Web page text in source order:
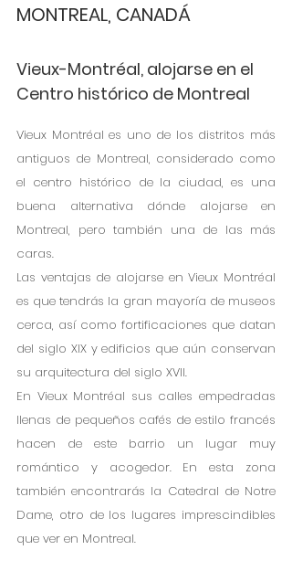
MONTREAL, CANADÁ
Vieux-Montréal, alojarse en el
Centro histórico de Montreal
Vieux Montréal es uno de los distritos más
antiguos de Montreal, considerado como
el centro histórico de la ciudad, es una
buena alternativa dónde alojarse en
Montreal, pero también una de las más
caras.
Las ventajas de alojarse en Vieux Montréal
es que tendrás la gran mayoría de museos
cerca, así como fortificaciones que datan
del siglo XIX y edificios que aún conservan
su arquitectura del siglo XVII.
En Vieux Montréal sus calles empedradas
llenas de pequeños cafés de estilo francés
hacen de este barrio un lugar muy
romántico y acogedor. En esta zona
también encontrarás la Catedral de Notre
Dame, otro de los lugares imprescindibles
que ver en Montreal.